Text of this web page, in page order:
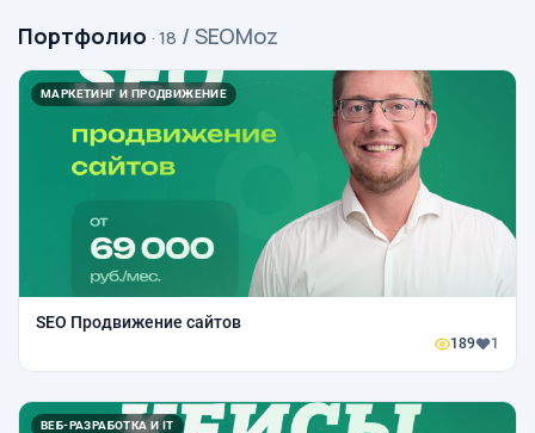
Портфолио · 18 / SEOMoz
МАРКЕТИНГ И ПРОДВИЖЕНИЕ
SEO Продвижение сайтов
189 1
ВЕБ-РАЗРАБОТКА И IT